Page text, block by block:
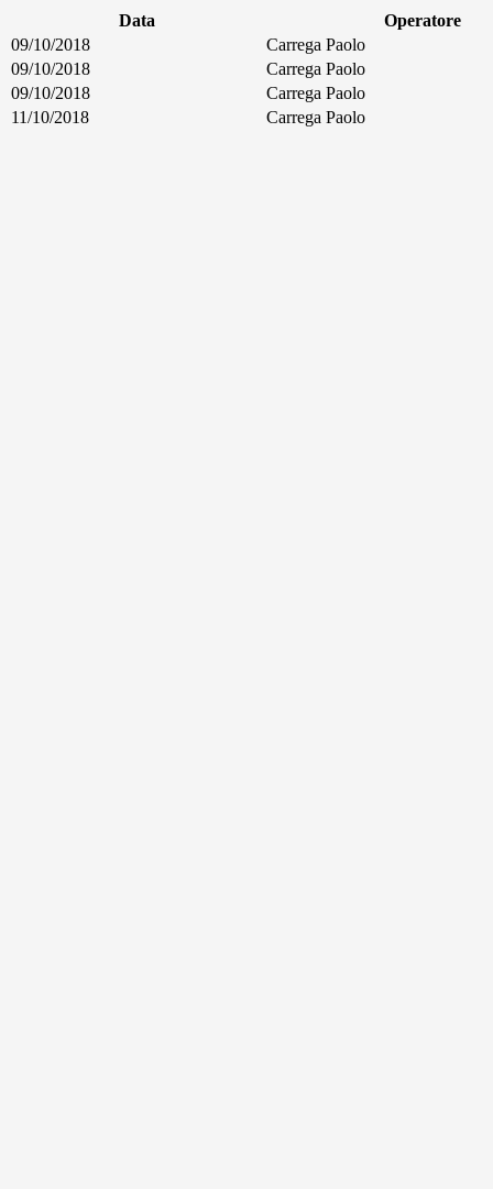
Data
Operatore
09/10/2018
Carrega Paolo
09/10/2018
Carrega Paolo
09/10/2018
Carrega Paolo
11/10/2018
Carrega Paolo